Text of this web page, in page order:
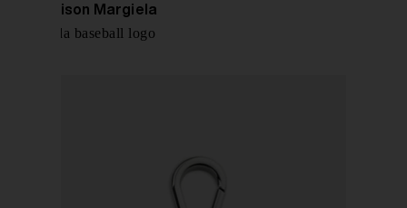
MM6 Maison Margiela
cappello da baseball logo